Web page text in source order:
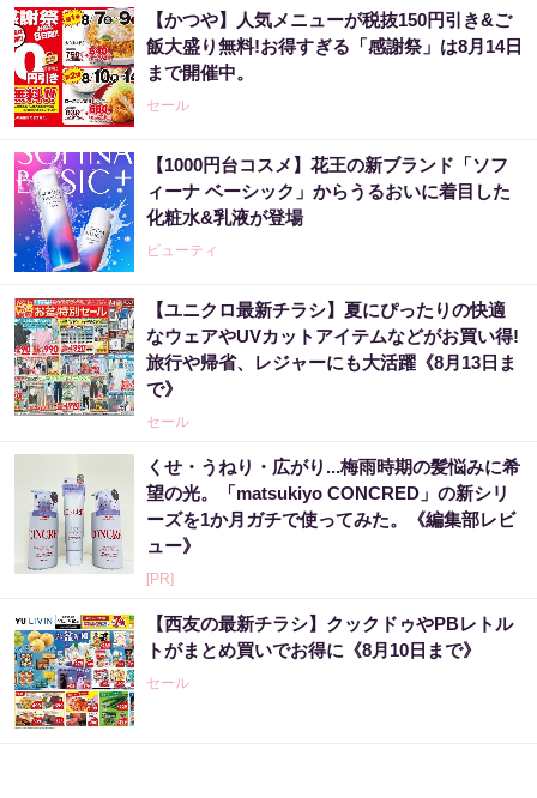
【かつや】人気メニューが税抜150円引き&ご
飯大盛り無料!お得すぎる「感謝祭」は8月14日
まで開催中。
セール
【1000円台コスメ】花王の新ブランド「ソフ
ィーナ ベーシック」からうるおいに着目した
化粧水&乳液が登場
ビューティ
【ユニクロ最新チラシ】夏にぴったりの快適
なウェアやUVカットアイテムなどがお買い得!
旅行や帰省、レジャーにも大活躍《8月13日ま
で》
セール
くせ・うねり・広がり...梅雨時期の髪悩みに希
望の光。「matsukiyo CONCRED」の新シリ
ーズを1か月ガチで使ってみた。《編集部レビ
ュー》
[PR]
【西友の最新チラシ】クックドゥやPBレトル
トがまとめ買いでお得に《8月10日まで》
セール